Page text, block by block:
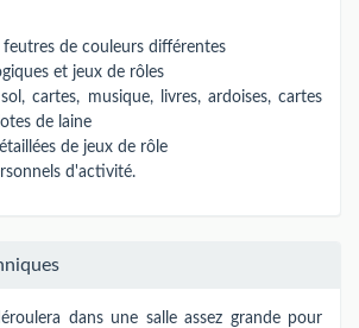
feutres de couleurs différentes
et jeux de rôles
cartes, musique, livres, ardoises, cartes
de laine
de jeux de rôle
d'activité.
dans une salle assez grande pour